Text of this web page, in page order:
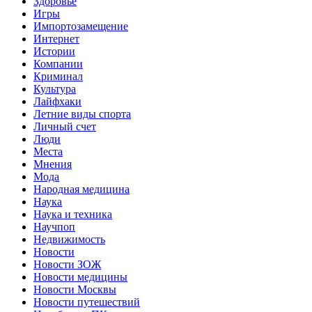
Игры
Импортозамещение
Интернет
Истории
Компании
Криминал
Культура
Лайфхаки
Летние виды спорта
Личный счет
Люди
Места
Мнения
Мода
Народная медицина
Наука
Наука и техника
Научпоп
Недвижимость
Новости
Новости ЗОЖ
Новости медицины
Новости Москвы
Новости путешествий